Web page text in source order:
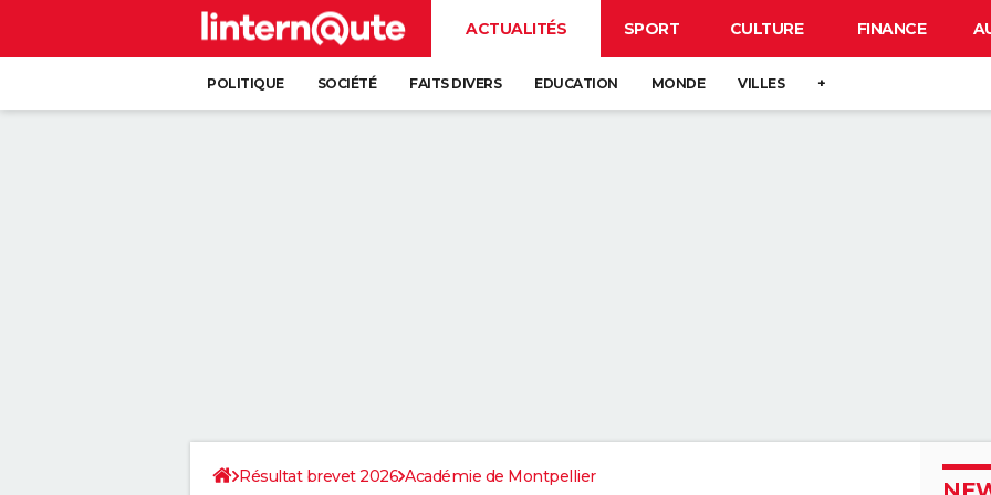
ACTUALITÉS SPORT CULTURE FINANCE
POLITIQUE SOCIÉTÉ FAITS DIVERS EDUCATION MONDE VILLES +
Résultat brevet 2026 Académie de Montpellier